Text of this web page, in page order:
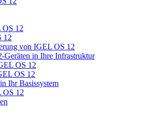
OS 12
12
von IGEL OS 12
in Ihre Infrastruktur
OS 12
OS 12
Ihr Basissystem
OS 12